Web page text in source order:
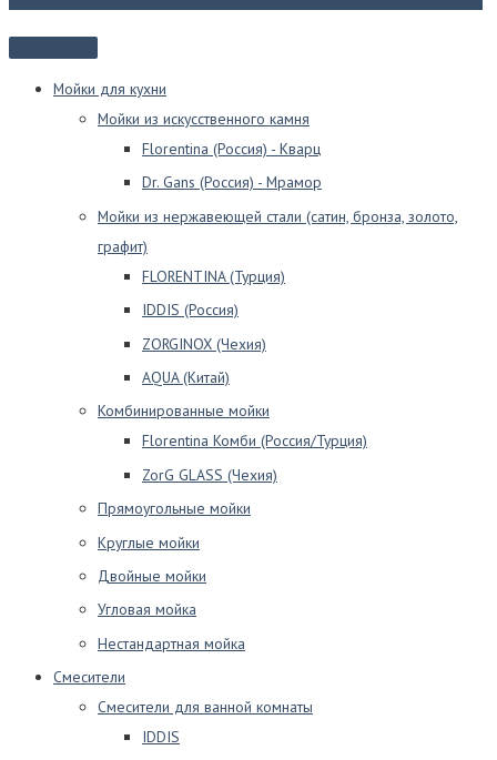
Мойки для кухни
Мойки из искусственного камня
Florentina (Россия) - Кварц
Dr. Gans (Россия) - Мрамор
Мойки из нержавеющей стали (сатин, бронза, золото,
графит)
FLORENTINA (Турция)
IDDIS (Россия)
ZORGINOX (Чехия)
AQUA (Китай)
Комбинированные мойки
Florentina Комби (Россия/Турция)
ZorG GLASS (Чехия)
Прямоугольные мойки
Круглые мойки
Двойные мойки
Угловая мойка
Нестандартная мойка
Смесители
Смесители для ванной комнаты
IDDIS